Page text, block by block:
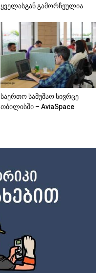
ყველასგან გამორჩეულია
საერთო სამუშაო სივრცე
თბილისში – AviaSpace